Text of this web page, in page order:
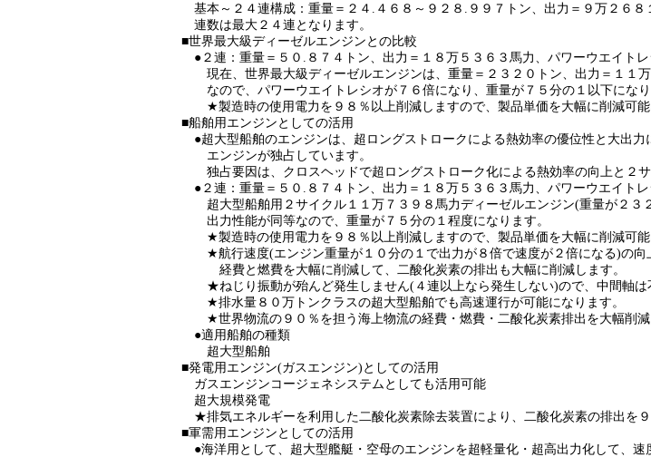
基本～２４連構成：重量＝２４.４６８～９２８.９９７トン、出力＝９万２６８
連数は最大２４連となります。
■世界最大級ディーゼルエンジンとの比較
●２連：重量＝５０.８７４トン、出力＝１８万５３６３馬力、パワーウエイトレ
現在、世界最大級ディーゼルエンジンは、重量＝２３２０トン、出力＝１１万
なので、パワーウエイトレシオが７６倍になり、重量が７５分の１以下になり
★製造時の使用電力を９８％以上削減しますので、製品単価を大幅に削減可能に
■船舶用エンジンとしての活用
●超大型船舶のエンジンは、超ロングストロークによる熱効率の優位性と大出力
エンジンが独占しています。
独占要因は、クロスヘッドで超ロングストローク化による熱効率の向上と２サ
●２連：重量＝５０.８７４トン、出力＝１８万５３６３馬力、パワーウエイトレ
超大型船舶用２サイクル１１万７３９８馬力ディーゼルエンジン(重量が２３２
出力性能が同等なので、重量が７５分の１程度になります。
★製造時の使用電力を９８％以上削減しますので、製品単価を大幅に削減可能に
★航行速度(エンジン重量が１０分の１で出力が８倍で速度が２倍になる)の向上
経費と燃費を大幅に削減して、二酸化炭素の排出も大幅に削減します。
★ねじり振動が殆んど発生しません(４連以上なら発生しない)ので、中間軸は不
★排水量８０万トンクラスの超大型船舶でも高速運行が可能になります。
★世界物流の９０％を担う海上物流の経費・燃費・二酸化炭素排出を大幅削減
●適用船舶の種類
超大型船舶
■発電用エンジン(ガスエンジン)としての活用
ガスエンジンコージェネシステムとしても活用可能
超大規模発電
★排気エネルギーを利用した二酸化炭素除去装置により、二酸化炭素の排出を９
■軍需用エンジンとしての活用
●海洋用として、超大型艦艇・空母のエンジンを超軽量化・超高出力化して、速